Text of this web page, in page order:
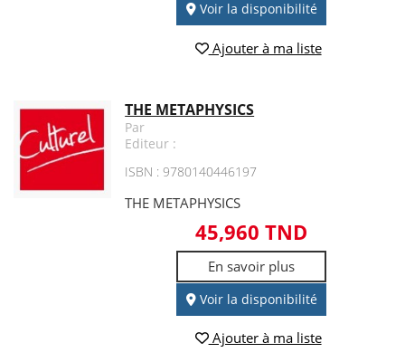
Voir la disponibilité
Ajouter à ma liste
THE METAPHYSICS
Par
Editeur :
ISBN : 9780140446197
THE METAPHYSICS
45,960 TND
En savoir plus
Voir la disponibilité
Ajouter à ma liste